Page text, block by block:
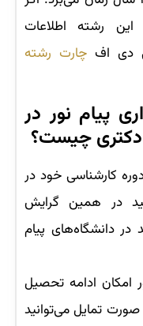
این رشته اطلاعات
دی اف چارت رشته
پیام نور در
دکتری چیست؟
کارشناسی خود در
در همین گرایش‌
دانشگاه‌های پیام
امکان ادامه تحصیل
صورت تمایل می‌توانید